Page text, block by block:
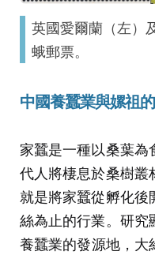
英國愛爾蘭（左）
蛾郵票。
中國養蠶業與嫘祖
家蠶是一種以桑葉
代人將棲息於桑樹叢
就是將家蠶從孵化後
絲為止的行業。研究
養蠶業的發源地，大